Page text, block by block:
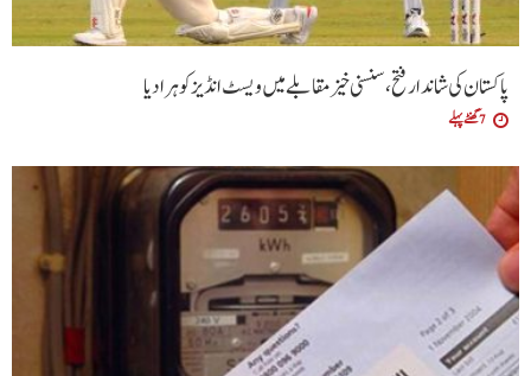
پاکستان کی شاندار فتح،سنسنی خیز مقابلے میں ویسٹ انڈیز کو ہرا دیا
7 گھنٹے پہلے